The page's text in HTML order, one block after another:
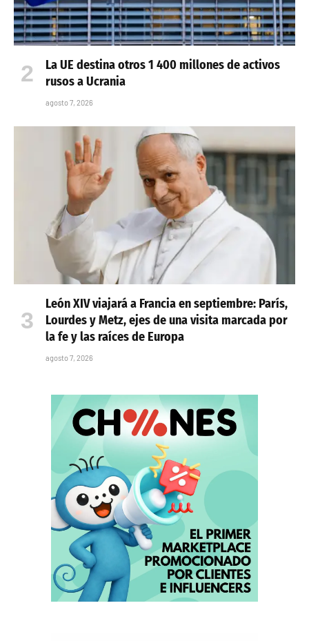
La UE destina otros 1 400 millones de activos
rusos a Ucrania
agosto 7, 2026
León XIV viajará a Francia en septiembre: París,
Lourdes y Metz, ejes de una visita marcada por
la fe y las raíces de Europa
agosto 7, 2026